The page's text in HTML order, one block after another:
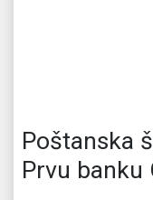
Poštanska
Prvu banku